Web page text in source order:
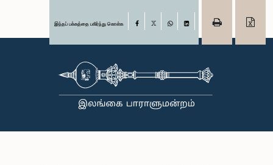
இந்தப் பக்கத்தை பகிர்ந்து கொள்க Facebook